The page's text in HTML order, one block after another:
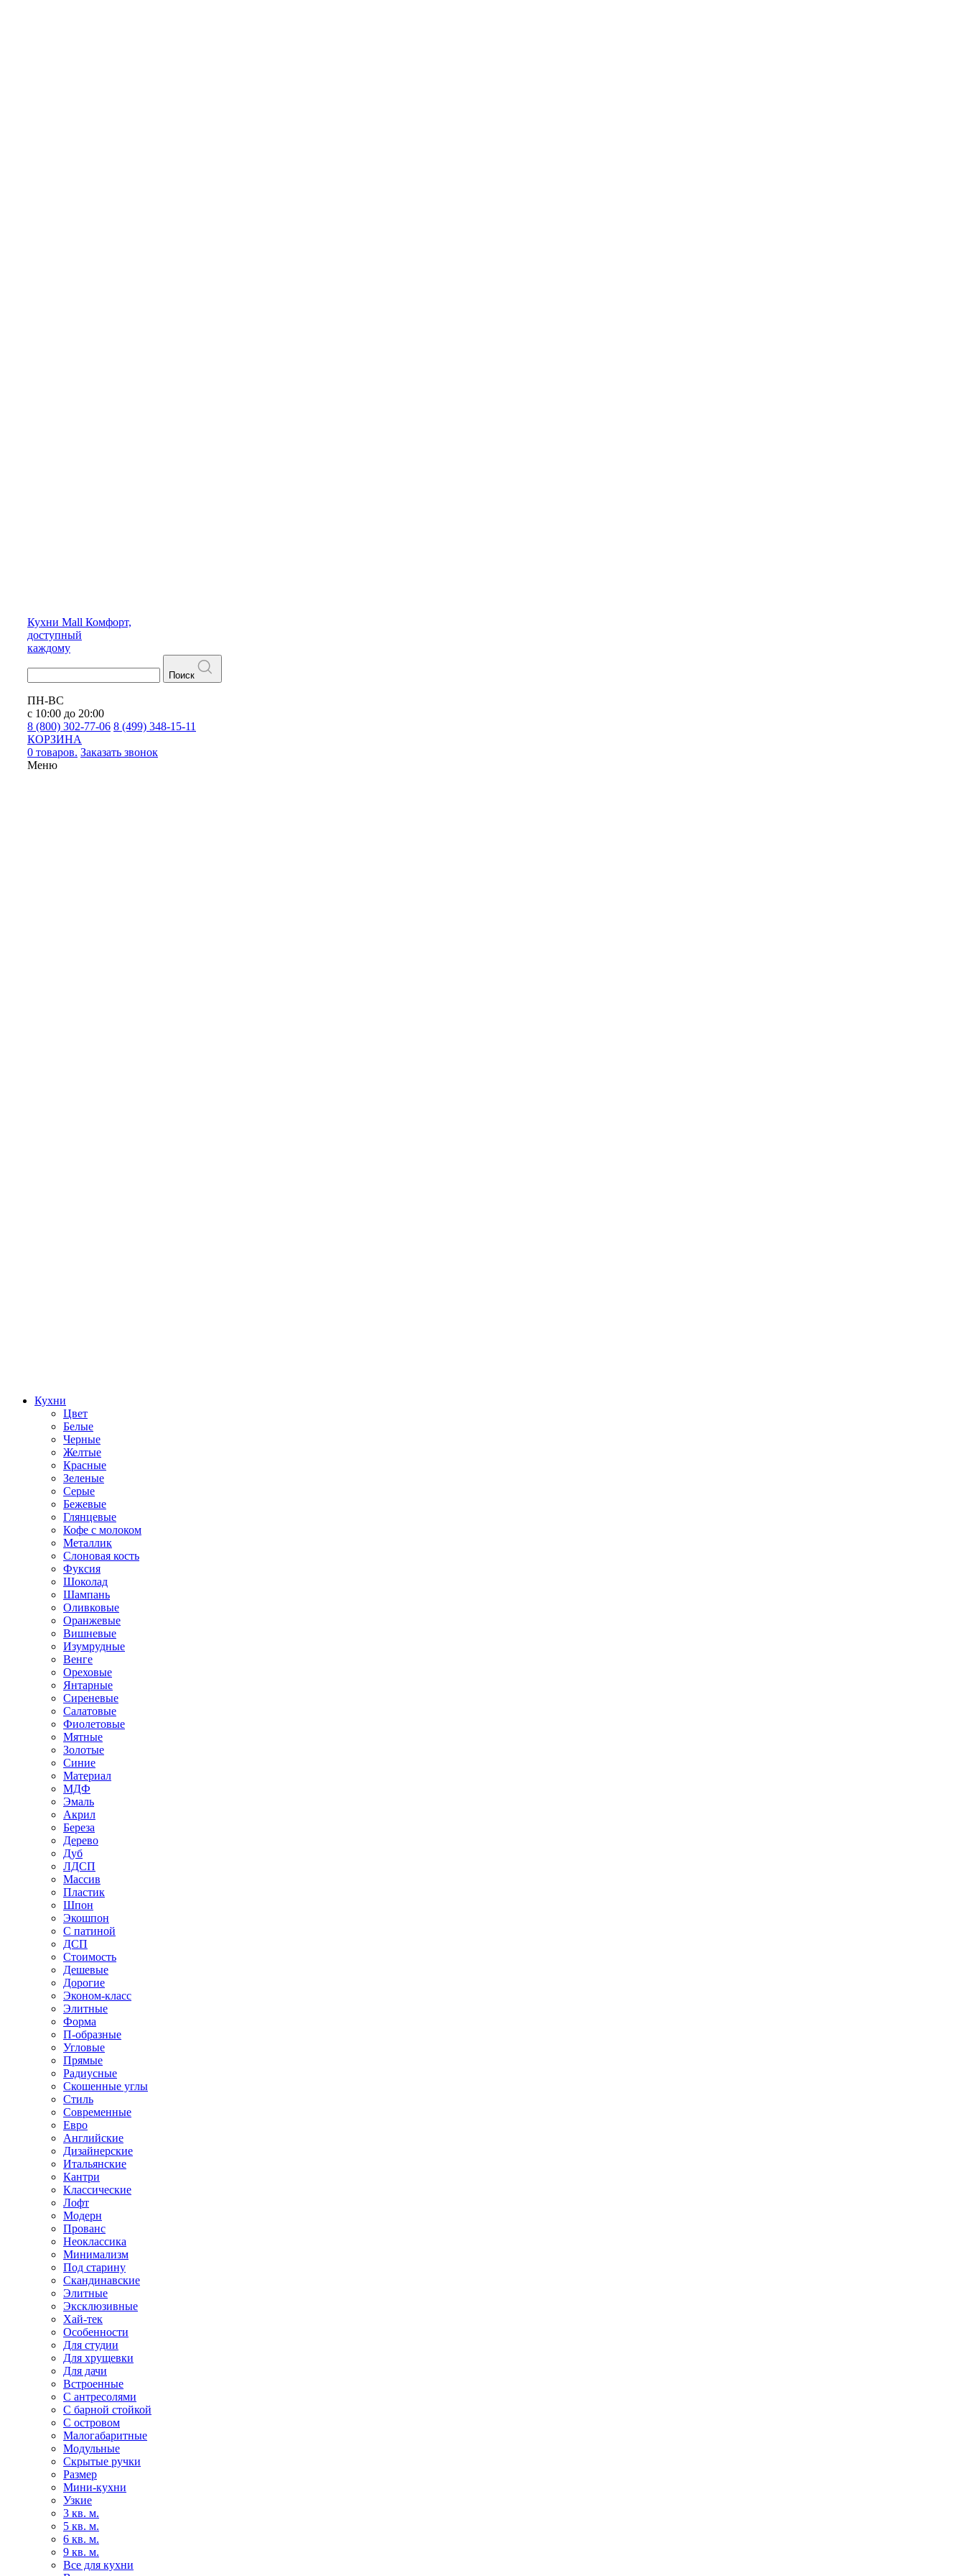
Кухни Mall Комфорт,
доступный
каждому
Поиск
ПН-ВС
с 10:00 до 20:00
8 (800) 302-77-06 8 (499) 348-15-11
КОРЗИНА
0 товаров. Заказать звонок
Меню
Кухни
Цвет
Белые
Черные
Желтые
Красные
Зеленые
Серые
Бежевые
Глянцевые
Кофе с молоком
Металлик
Слоновая кость
Фуксия
Шоколад
Шампань
Оливковые
Оранжевые
Вишневые
Изумрудные
Венге
Ореховые
Янтарные
Сиреневые
Салатовые
Фиолетовые
Мятные
Золотые
Синие
Материал
МДФ
Эмаль
Акрил
Береза
Дерево
Дуб
ЛДСП
Массив
Пластик
Шпон
Экошпон
С патиной
ДСП
Стоимость
Дешевые
Дорогие
Эконом-класс
Элитные
Форма
П-образные
Угловые
Прямые
Радиусные
Скошенные углы
Стиль
Современные
Евро
Английские
Дизайнерские
Итальянские
Кантри
Классические
Лофт
Модерн
Прованс
Неоклассика
Минимализм
Под старину
Скандинавские
Элитные
Эксклюзивные
Хай-тек
Особенности
Для студии
Для хрущевки
Для дачи
Встроенные
С антресолями
С барной стойкой
С островом
Малогабаритные
Модульные
Скрытые ручки
Размер
Мини-кухни
Узкие
3 кв. м.
5 кв. м.
6 кв. м.
9 кв. м.
Все для кухни